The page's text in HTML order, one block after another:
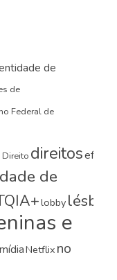
de
de
Federal de
Direito direitos
de
lobby
e
mídiaNetflix no